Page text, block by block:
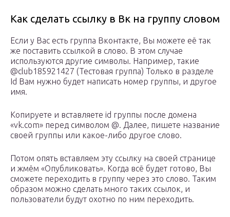
Как сделать ссылку в Вк на группу словом
Если у Вас есть группа Вконтакте, Вы можете её так
же поставить ссылкой в слово. В этом случае
используются другие символы. Например, такие
@club185921427 (Тестовая группа) Только в разделе
Id Вам нужно будет написать номер группы, и другое
имя.
Копируете и вставляете id группы после домена
«vk.com» перед символом @. Далее, пишете название
своей группы или какое-либо другое слово.
Потом опять вставляем эту ссылку на своей странице
и жмём «Опубликовать». Когда всё будет готово, Вы
сможете переходить в группу через это слово. Таким
образом можно сделать много таких ссылок, и
пользователи будут охотно по ним переходить.